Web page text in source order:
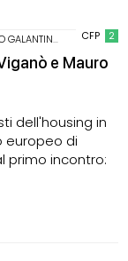
CFP 2
GALANTINO PAOLA
e Mauro
dell'housing in
europeo di
primo incontro: